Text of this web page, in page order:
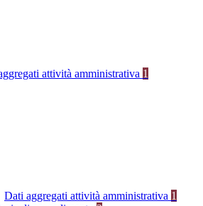
attività amministrativa 1
Dati aggregati attività amministrativa 1